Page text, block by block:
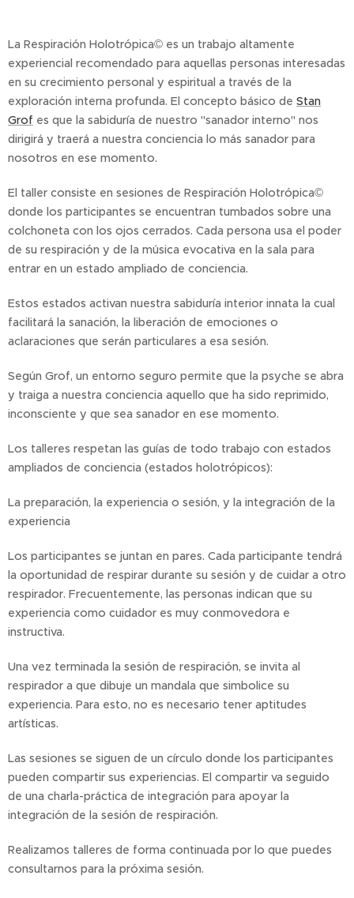
La Respiración Holotrópica© es un trabajo altamente
experiencial recomendado para aquellas personas interesadas
en su crecimiento personal y espiritual a través de la
exploración interna profunda. El concepto básico de Stan
Grof es que la sabiduría de nuestro "sanador interno" nos
dirigirá y traerá a nuestra conciencia lo más sanador para
nosotros en ese momento.
El taller consiste en sesiones de Respiración Holotrópica©
donde los participantes se encuentran tumbados sobre una
colchoneta con los ojos cerrados. Cada persona usa el poder
de su respiración y de la música evocativa en la sala para
entrar en un estado ampliado de conciencia.
Estos estados activan nuestra sabiduría interior innata la cual
facilitará la sanación, la liberación de emociones o
aclaraciones que serán particulares a esa sesión.
Según Grof, un entorno seguro permite que la psyche se abra
y traiga a nuestra conciencia aquello que ha sido reprimido,
inconsciente y que sea sanador en ese momento.
Los talleres respetan las guías de todo trabajo con estados
ampliados de conciencia (estados holotrópicos):
La preparación, la experiencia o sesión, y la integración de la
experiencia
Los participantes se juntan en pares. Cada participante tendrá
la oportunidad de respirar durante su sesión y de cuidar a otro
respirador. Frecuentemente, las personas indican que su
experiencia como cuidador es muy conmovedora e
instructiva.
Una vez terminada la sesión de respiración, se invita al
respirador a que dibuje un mandala que simbolice su
experiencia. Para esto, no es necesario tener aptitudes
artísticas.
Las sesiones se siguen de un círculo donde los participantes
pueden compartir sus experiencias. El compartir va seguido
de una charla-práctica de integración para apoyar la
integración de la sesión de respiración.
Realizamos talleres de forma continuada por lo que puedes
consultarnos para la próxima sesión.